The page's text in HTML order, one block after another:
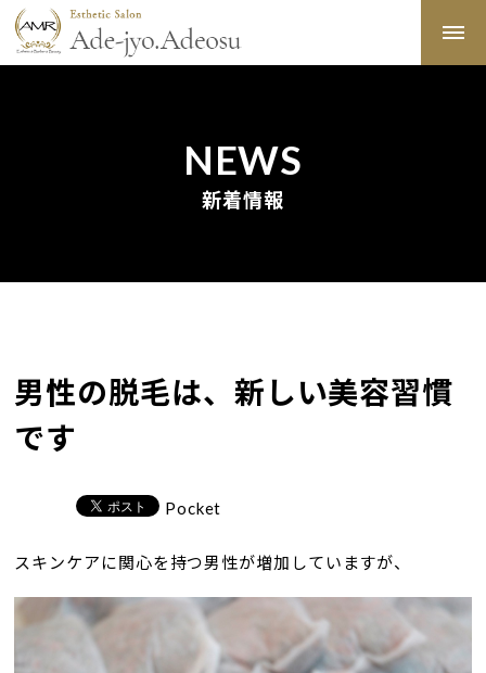
NEWS
新着情報
男性の脱毛は、新しい美容習慣
です
Pocket
スキンケアに関心を持つ男性が増加していますが、